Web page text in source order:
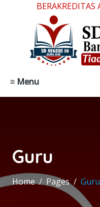
BERAKREDITAS A
≡ Menu
Guru
Home Pages Guru